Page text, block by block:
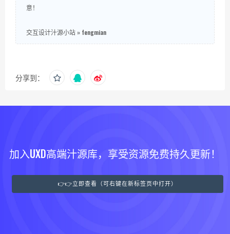
意！
交互设计汁源小站 » fengmian
分享到：
加入UXD高端汁源库，享受资源免费持久更新！
👉👉立即查看（可右键在新标签页中打开）